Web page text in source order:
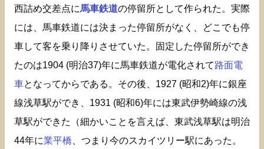
西詰め交差点に馬車鉄道の停留所として作られた。実際
には、馬車鉄道には決まった停留所がなく、どこでも停
車して客を乗り降りさせていた。固定した停留所ができ
たのは1904 (明治37)年に馬車鉄道が電化されて路面電
車となってからである。その後、1927 (昭和2)年に銀座
線浅草駅ができ、1931 (昭和6)年には東武伊勢崎線の浅
草駅ができた（細かいことを言えば、東武浅草駅は明治
44年に業平橋 、つまり今のスカイツリー駅にあった。